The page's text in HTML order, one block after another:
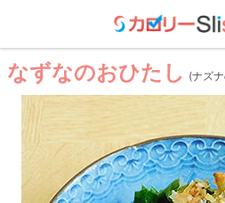
なずなのおひたし (ナズ